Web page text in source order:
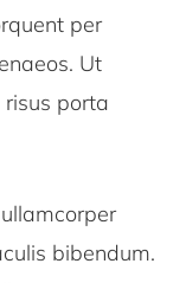
per
Ut
porta
bibendum.